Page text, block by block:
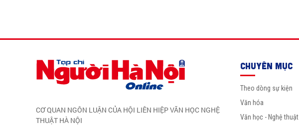
CƠ QUAN NGÔN LUẬN CỦA HỘI LIÊN HIỆP VĂN HỌC NGHỆ
THUẬT HÀ NỘI
CHUYÊN MỤC
Theo dòng sự kiện
Văn hóa
Văn học - Nghệ thuật